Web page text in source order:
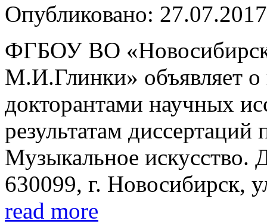
Опубликовано: 27.07.2017
ФГБОУ ВО
М.И.Глинки» объявляет о
докторантами научных
результатам
Музыкальное искусство.
630099, г. Новосибирск,
read more